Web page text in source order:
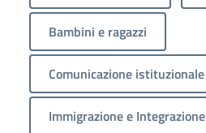
Bambini e ragazzi
Comunicazione istituzionale
Immigrazione e